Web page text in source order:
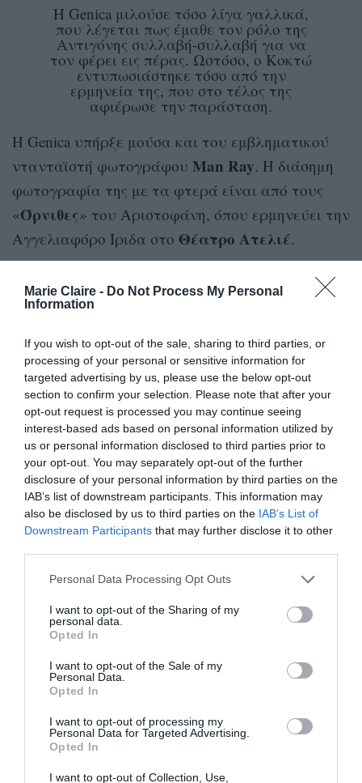
Marie Claire - Do Not Process My Personal
Information
If you wish to opt-out of the sale, sharing to third parties, or
processing of your personal or sensitive information for
targeted advertising by us, please use the below opt-out
section to confirm your selection. Please note that after your
opt-out request is processed you may continue seeing
interest-based ads based on personal information utilized by
us or personal information disclosed to third parties prior to
your opt-out. You may separately opt-out of the further
disclosure of your personal information by third parties on the
IAB’s list of downstream participants. This information may
also be disclosed by us to third parties on the IAB’s List of
Downstream Participants that may further disclose it to other
Personal Data Processing Opt Outs
I want to opt-out of the Sharing of my
personal data.
Opted In
I want to opt-out of the Sale of my
Personal Data.
Opted In
I want to opt-out of processing my
Personal Data for Targeted Advertising.
Opted In
I want to opt-out of Collection, Use,
Η Genica μιλούσε τόσο λίγα γαλλικά,
που λέγεται πως έμαθε τον ρόλο της
Αντιγόνης συλλαβή-συλλαβή για να
τον φέρει εις πέρας. Ωστόσο, ο Κοκτώ
εντυπωσιάστηκε τόσο από την
ερμηνεία της, που στο τέλος της
αφιέρωσε την παράσταση.
Η Genica υπήρξε μούσα και του εμβληματικού
ντανταϊστή φωτογράφου Man Ray. Η διάσημη
φωτογραφία της με τα φτερά είναι από τους
«Όρνιθες» του Αριστοφάνη, όπου ερμηνεύει την
Αγγελιαφόρο Ίριδα στο Θέατρο Ατελιέ.
Η Genika ως Αντιγόνη, στην παράσταση του Κοκτώ. Η
φωτογραφία είναι του Man Ray.
Πέθανε Φτωχή . Παρά το παρελθόν της
και τη φήμη της, τα τελευταία χρόνια της ζωής
από μεγάλες ταινίες, απλά για τα προς το ζην.
Ο εκδοτικός οίκος Gallimardπαρότι είχε στην